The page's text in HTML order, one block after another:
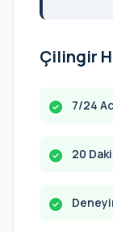
Çilingir
7/24
20